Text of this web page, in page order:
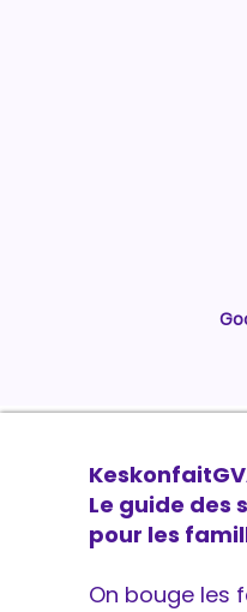
Le guide des
pour les
On bouge les